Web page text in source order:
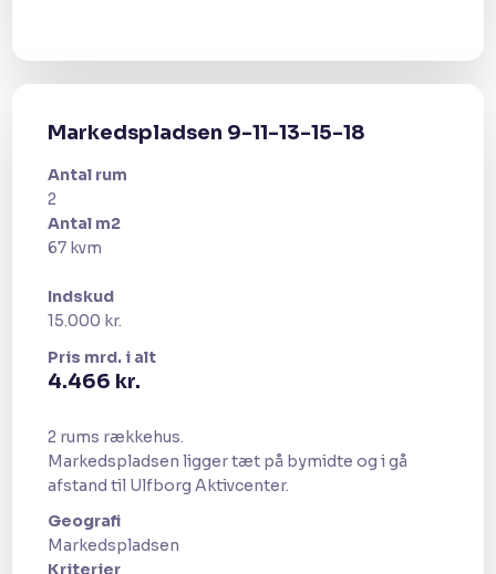
Markedspladsen 9-11-13-15-18
Antal rum
2​
Antal m2
67 kvm​
Indskud
15.000 kr.
Pris​ mrd. i alt
​4.466 kr.
2 rums rækkehus.
Markedspladsen ligger tæt på bymidte og i gå
afstand til Ulfborg Aktivcenter.
Geografi​
​Markedspladsen